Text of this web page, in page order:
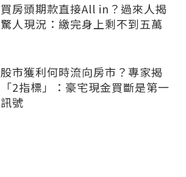
買房頭期款直接All in？過來人揭
驚人現況：繳完身上剩不到五萬
股市獲利何時流向房市？專家揭
「2指標」：豪宅現金買斷是第一
訊號